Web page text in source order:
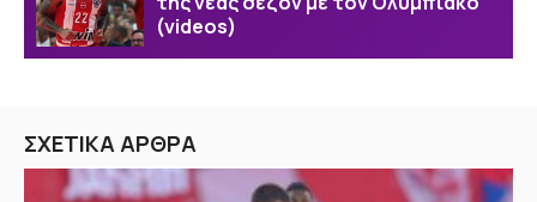
(videos)
ΣΧΕΤΙΚΑ ΑΡΘΡΑ